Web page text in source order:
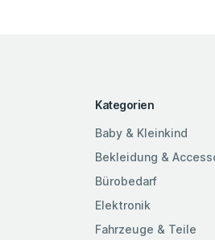
Kategorien
Baby & Kleinkind
Bekleidung &
Bürobedarf
Elektronik
Fahrzeuge & Teile